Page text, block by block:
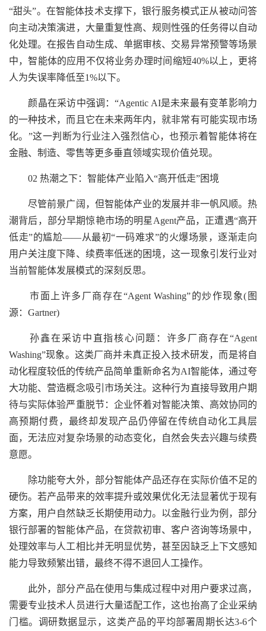
“甜头”。在智能体技术支撑下，银行服务模式正从被动问答
向主动决策演进，大量重复性高、规则性强的任务得以自动
化处理。在报告自动生成、单据审核、交易异常预警等场景
中，智能体的应用不仅将业务办理时间缩短40%以上，更将
人为失误率降低至1%以下。
颜晶在采访中强调：“Agentic AI是未来最有变革影响力
的一种技术，而且它在未来两年内，就非常有可能实现市场
化。”这一判断为行业注入强烈信心，也预示着智能体将在
金融、制造、零售等更多垂直领域实现价值兑现。
02 热潮之下：智能体产业陷入“高开低走”困境
尽管前景广阔，但智能体产业的发展并非一帆风顺。热
潮背后，部分早期惊艳市场的明星Agent产品，正遭遇“高开
低走”的尴尬——从最初“一码难求”的火爆场景，逐渐走向
用户关注度下降、续费率低迷的困境，这一现象引发行业对
当前智能体发展模式的深刻反思。
市面上许多厂商存在“Agent Washing”的炒作现象(图
源：Gartner)
孙鑫在采访中直指核心问题：许多厂商存在“Agent
Washing”现象。这类厂商并未真正投入技术研发，而是将自
动化程度较低的传统产品简单重新命名为AI智能体，通过夸
大功能、营造概念吸引市场关注。这种行为直接导致用户期
待与实际体验严重脱节：企业怀着对智能决策、高效协同的
高预期付费，最终却发现产品仍停留在传统自动化工具层
面，无法应对复杂场景的动态变化，自然会失去兴趣与续费
意愿。
除功能夸大外，部分智能体产品还存在实际价值不足的
硬伤。若产品带来的效率提升或效果优化无法显著优于现有
方案，用户自然缺乏长期使用动力。以金融行业为例，部分
银行部署的智能体产品，在贷款初审、客户咨询等场景中，
处理效率与人工相比并无明显优势，甚至因缺乏上下文感知
能力导致频繁出错，最终不得不退回人工操作。
此外，部分产品在使用与集成过程中对用户要求过高，
需要专业技术人员进行大量适配工作，这也抬高了企业采纳
门槛。调研数据显示，这类产品的平均部署周期长达3-6个